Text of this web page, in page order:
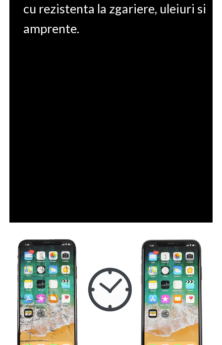
cu rezistenta la zgariere, uleiuri si
amprente.